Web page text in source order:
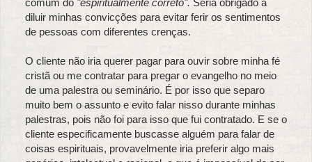
comum do "espiritualmente correto". Seria obrigado a
diluir minhas convicções para evitar ferir os sentimentos
de pessoas com diferentes crenças.
O cliente não iria querer pagar para ouvir sobre minha fé
cristã ou me contratar para pregar o evangelho no meio
de uma palestra ou seminário. É por isso que separo
muito bem o assunto e evito falar nisso durante minhas
palestras, pois não foi para isso que fui contratado. E se o
cliente especificamente buscasse alguém para falar de
coisas espirituais, provavelmente iria preferir algo mais